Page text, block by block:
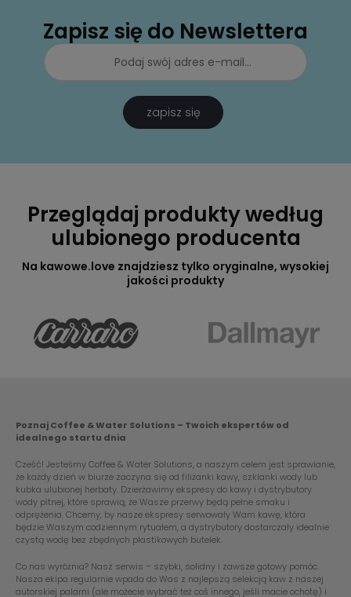
Zapisz się do Newslettera
zapisz się
Przeglądaj produkty według
ulubionego producenta
Na kawowe.love znajdziesz tylko oryginalne, wysokiej
jakości produkty
Poznaj Coffee & Water Solutions – Twoich ekspertów od
idealnego startu dnia
Cześć! Jesteśmy Coffee & Water Solutions, a naszym celem jest sprawianie,
że każdy dzień w biurze zaczyna się od filiżanki kawy, szklanki wody lub
kubka ulubionej herbaty. Dzierżawimy ekspresy do kawy i dystrybutory
wody pitnej, które sprawią, że Wasze przerwy będą pełne smaku i
odprężenia. Chcemy, by nasze ekspresy serwowały Wam kawę, która
będzie Waszym codziennym rytuałem, a dystrybutory dostarczały idealnie
czystą wodę bez zbędnych plastikowych butelek.
Co nas wyróżnia? Nasz serwis – szybki, solidny i zawsze gotowy pomóc.
Nasza ekipa regularnie wpada do Was z najlepszą selekcją kaw z naszej
autorskiej palarni (ale możecie wybrać też coś innego, jeśli macie ochotę) i